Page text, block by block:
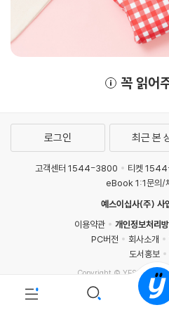
꼭 읽어
로그인 최근 본
고객센터 1544-3800 티켓
eBook 1:1문의/
예스이십사(주) 사
이용약관
개인정보처리
PC버전
회사소개
도서홍보
Copyright © YES24 Corp.